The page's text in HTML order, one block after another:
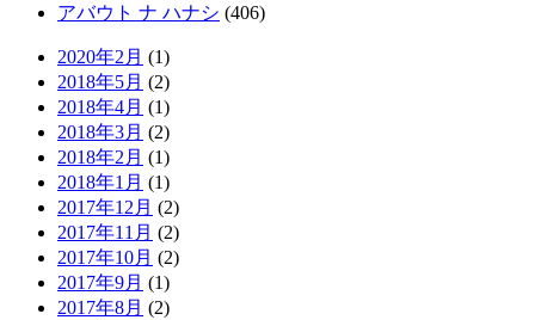
アバウト ナ ハナシ (406)
2020年2月 (1)
2018年5月 (2)
2018年4月 (1)
2018年3月 (2)
2018年2月 (1)
2018年1月 (1)
2017年12月 (2)
2017年11月 (2)
2017年10月 (2)
2017年9月 (1)
2017年8月 (2)